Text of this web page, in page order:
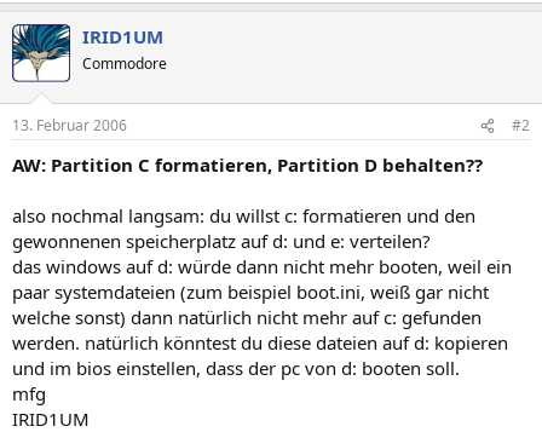
IRID1UM
Commodore
13. Februar 2006 #2
AW: Partition C formatieren, Partition D behalten??
also nochmal langsam: du willst c: formatieren und den
gewonnenen speicherplatz auf d: und e: verteilen?
das windows auf d: würde dann nicht mehr booten, weil ein
paar systemdateien (zum beispiel boot.ini, weiß gar nicht
welche sonst) dann natürlich nicht mehr auf c: gefunden
werden. natürlich könntest du diese dateien auf d: kopieren
und im bios einstellen, dass der pc von d: booten soll.
mfg
IRID1UM